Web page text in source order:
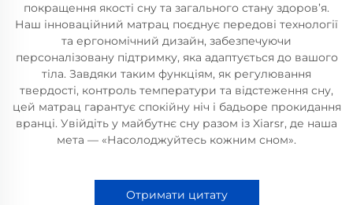
покращення якості сну та загального стану здоров’я.
Наш інноваційний матрац поєднує передові технології
та ергономічний дизайн, забезпечуючи
персоналізовану підтримку, яка адаптується до вашого
тіла. Завдяки таким функціям, як регулювання
твердості, контроль температури та відстеження сну,
цей матрац гарантує спокійну ніч і бадьоре прокидання
вранці. Увійдіть у майбутнє сну разом із Xiarsr, де наша
мета — «Насолоджуйтесь кожним сном».
Отримати цитату